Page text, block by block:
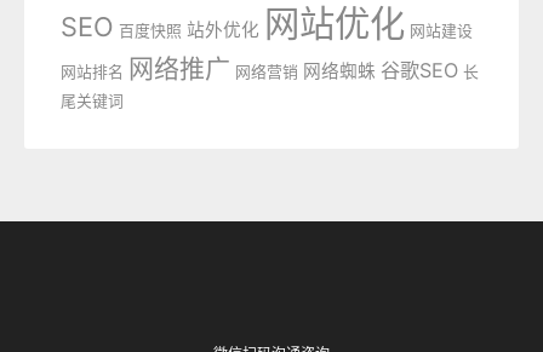
SEO 百度快照 站外优化 网站优化 网站建设
网站排名 网络推广 网络营销 网络蜘蛛 谷歌SEO 长
尾关键词